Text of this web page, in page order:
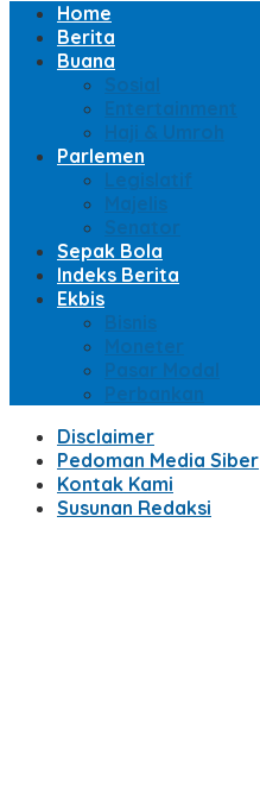
Home
Berita
Buana
Sosial
Entertainment
Haji & Umroh
Parlemen
Legislatif
Majelis
Senator
Sepak Bola
Indeks Berita
Ekbis
Bisnis
Moneter
Pasar Modal
Perbankan
Disclaimer
Pedoman Media Siber
Kontak Kami
Susunan Redaksi